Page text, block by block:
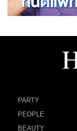
PARTY
PEOPLE
BEAUTY